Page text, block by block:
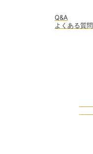
Q&A
よくある質問